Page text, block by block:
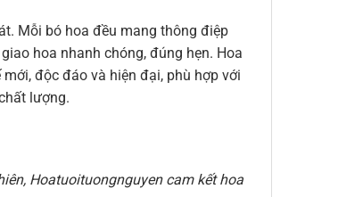
Mỗi bó hoa đều mang thông điệp
hoa nhanh chóng, đúng hẹn. Hoa
độc đáo và hiện đại, phù hợp với
lượng.
Hoatuoituongnguyen cam kết hoa